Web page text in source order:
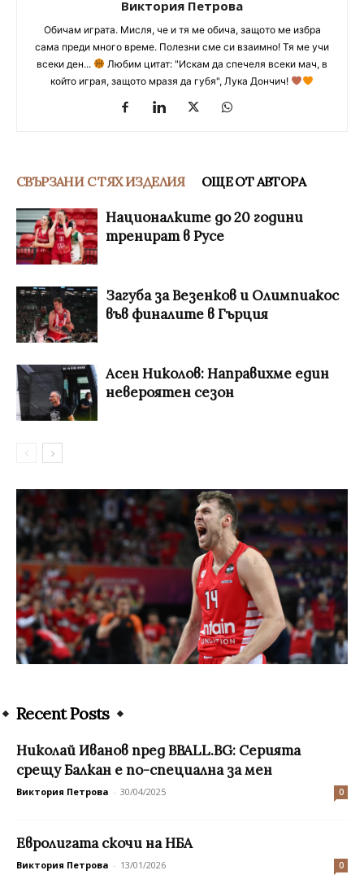
Виктория Петрова
Обичам играта. Мисля, че и тя ме обича, защото ме избра
сама преди много време. Полезни сме си взаимно! Тя ме учи
всеки ден...
Любим цитат: "Искам да спечеля всеки мач, в
който играя, защото мразя да губя", Лука Дончич!
СВЪРЗАНИ С ТЯХ ИЗДЕЛИЯ ОЩЕ ОТ АВТОРА
Националките до 20 години
тренират в Русе
Загуба за Везенков и Олимпиакос
във финалите в Гърция
Асен Николов: Направихме един
невероятен сезон
Recent Posts
Николай Иванов пред BBALL.BG: Серията
срещу Балкан е по-специална за мен
Виктория Петрова - 30/04/2025 0
Евролигата скочи на НБА
Виктория Петрова - 13/01/2026 0